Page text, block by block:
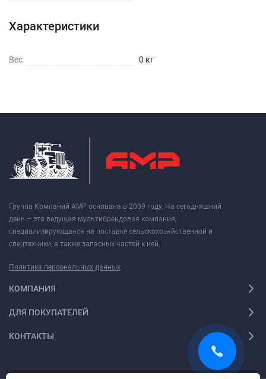
Характеристики
Вес 0 кг
Группа Компаний АМР основана в 2009 году. На сегодняшний
день – это ведущая мультибрендовая компания,
специализирующаяся на поставке сельскохозяйственной и
спецтехники, а также запасных частей к ней.
Политика персональных данных
КОМПАНИЯ
ДЛЯ ПОКУПАТЕЛЕЙ
КОНТАКТЫ